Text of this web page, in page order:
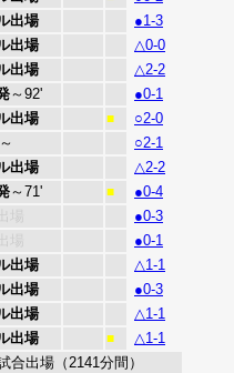
出場
●1-3
出場
△0-0
出場
△2-2
～92'
●0-1
出場 ■
○2-0
○2-1
出場
△2-2
～71' ■
●0-4
場
●0-3
場
●0-1
出場
△1-1
出場
●0-3
出場
△1-1
出場 ■ △1-1
合出場（2141分間）